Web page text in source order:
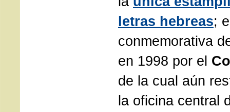
letras hebreas;
conmemorativa
en 1998 por el
de la cual aún
la oficina central